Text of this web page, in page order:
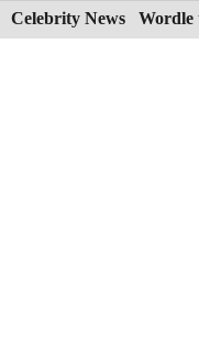
Celebrity News Wordle